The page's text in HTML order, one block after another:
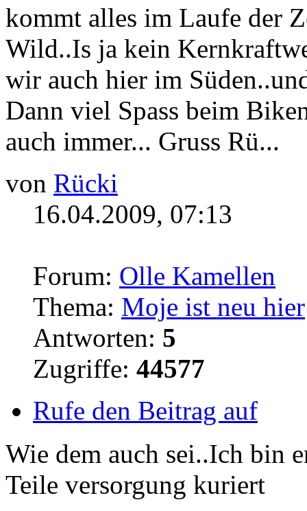
kommt alles im Laufe der
Wild..Is ja kein
wir auch hier im
Dann viel Spass beim
auch immer... Gruss Rü...
von Rücki
16.04.2009, 07:13
Forum: Olle Kamellen
Thema: Moje ist neu hier
Antworten: 5
Zugriffe: 44577
Rufe den Beitrag auf
Wie dem auch sei..Ich bin
Teile versorgung kuriert